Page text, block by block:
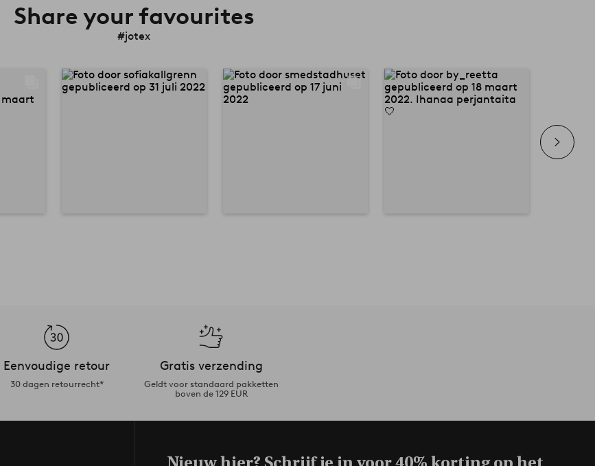
Share your favourites
#jotex
Eenvoudige retour
30 dagen retourrecht*
Gratis verzending
Geldt voor standaard pakketten
boven de 129 EUR